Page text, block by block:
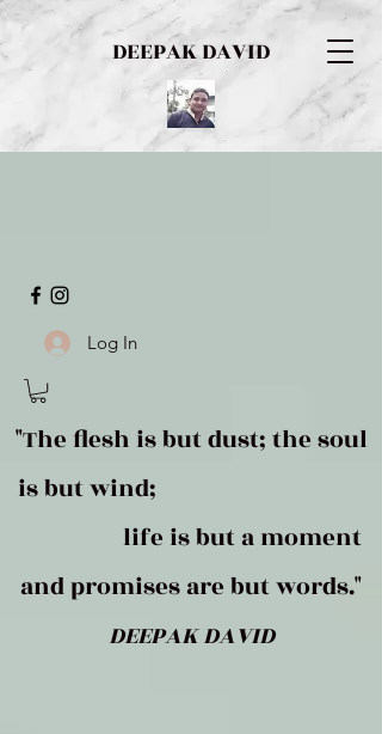
DEEPAK DAVID
Log In
"The flesh is but dust; the soul
is but wind;
life is but a moment
and promises are but words."
DEEPAK DAVID